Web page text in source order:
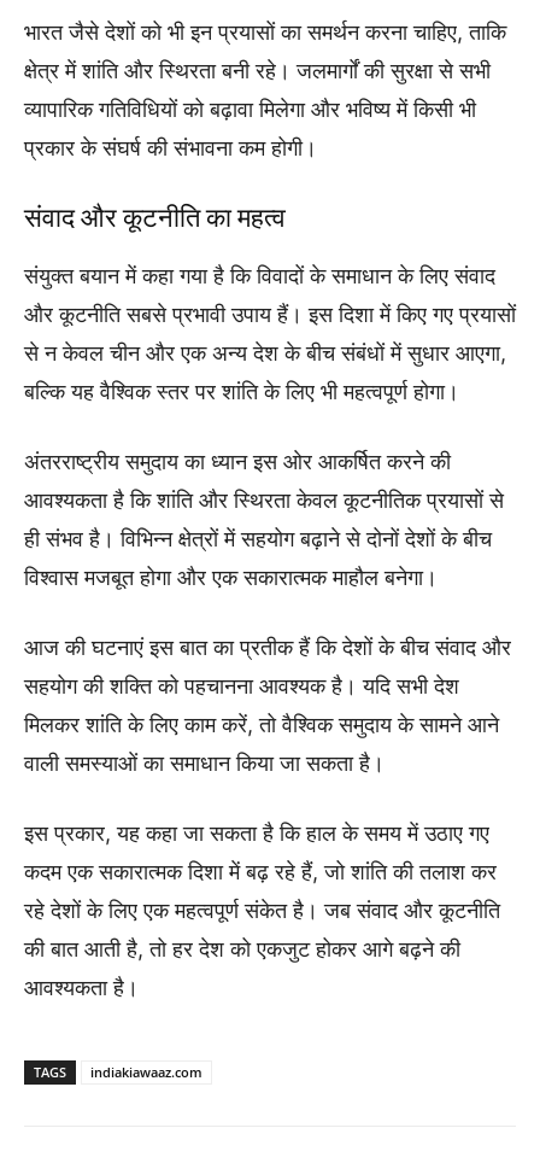
भारत जैसे देशों को भी इन प्रयासों का समर्थन करना चाहिए, ताकि
क्षेत्र में शांति और स्थिरता बनी रहे। जलमार्गों की सुरक्षा से सभी
व्यापारिक गतिविधियों को बढ़ावा मिलेगा और भविष्य में किसी भी
प्रकार के संघर्ष की संभावना कम होगी।
संवाद और कूटनीति का महत्व
संयुक्त बयान में कहा गया है कि विवादों के समाधान के लिए संवाद
और कूटनीति सबसे प्रभावी उपाय हैं। इस दिशा में किए गए प्रयासों
से न केवल चीन और एक अन्य देश के बीच संबंधों में सुधार आएगा,
बल्कि यह वैश्विक स्तर पर शांति के लिए भी महत्वपूर्ण होगा।
अंतरराष्ट्रीय समुदाय का ध्यान इस ओर आकर्षित करने की
आवश्यकता है कि शांति और स्थिरता केवल कूटनीतिक प्रयासों से
ही संभव है। विभिन्न क्षेत्रों में सहयोग बढ़ाने से दोनों देशों के बीच
विश्वास मजबूत होगा और एक सकारात्मक माहौल बनेगा।
आज की घटनाएं इस बात का प्रतीक हैं कि देशों के बीच संवाद और
सहयोग की शक्ति को पहचानना आवश्यक है। यदि सभी देश
मिलकर शांति के लिए काम करें, तो वैश्विक समुदाय के सामने आने
वाली समस्याओं का समाधान किया जा सकता है।
इस प्रकार, यह कहा जा सकता है कि हाल के समय में उठाए गए
कदम एक सकारात्मक दिशा में बढ़ रहे हैं, जो शांति की तलाश कर
रहे देशों के लिए एक महत्वपूर्ण संकेत है। जब संवाद और कूटनीति
की बात आती है, तो हर देश को एकजुट होकर आगे बढ़ने की
आवश्यकता है।
TAGS indiakiawaaz.com